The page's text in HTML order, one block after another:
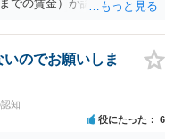
での賃金）が認められるの
１年程度の賃金相当額くら
的な内容について、ご相談
のでお願いしま
知
役にたった 6